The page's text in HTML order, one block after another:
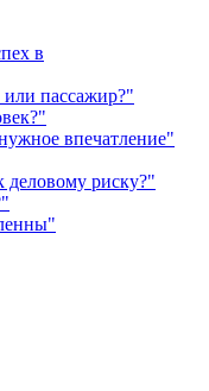
в
пассажир?"
впечатление"
деловому риску?"